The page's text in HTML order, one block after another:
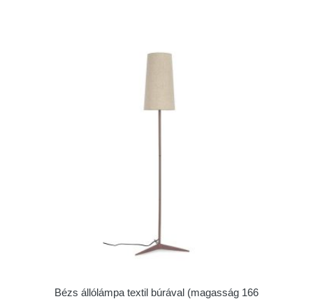
Bézs állólámpa textil búrával (magasság 166